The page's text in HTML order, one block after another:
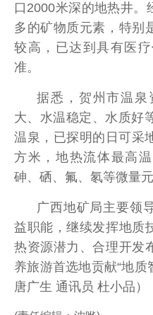
口2000米深的地热井。
多的矿物质元素，特别
较高，已达到具有医
准。
据悉，贺州市温
大、水温稳定、水质好
温泉，已探明的日可采
方米，地热流体最高
砷、硒、氟、氡等微量元
广西地矿局主要领
益职能，继续发挥地质
热资源潜力、合理开发
养旅游首选地贡献“地质
唐广生 通讯员 杜小品）